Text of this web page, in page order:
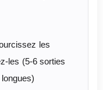
les
les (5-6 sorties